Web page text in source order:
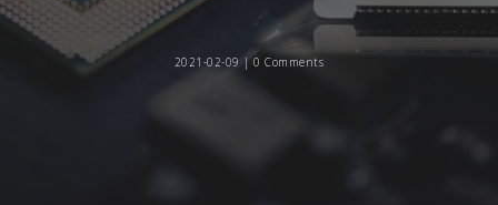
2021-02-09 |0 Comments